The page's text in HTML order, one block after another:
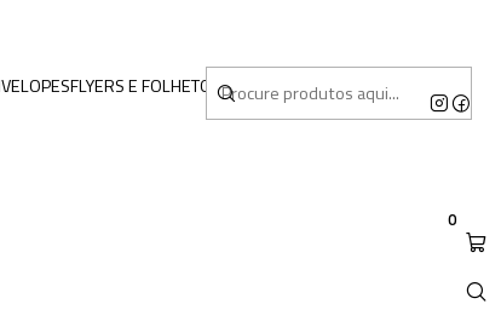
FLYERS E FOLHETOSMERCHANDISING
0